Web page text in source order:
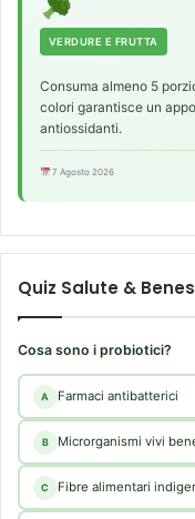
VERDURE E FRUTTA
Consuma almeno 5
colori garantisce un
antiossidanti.
7 Agosto 2026
Quiz Salute &
Cosa sono i probiotici?
A Farmaci antibatterici
B Microrganismi vivi
C Fibre alimentari